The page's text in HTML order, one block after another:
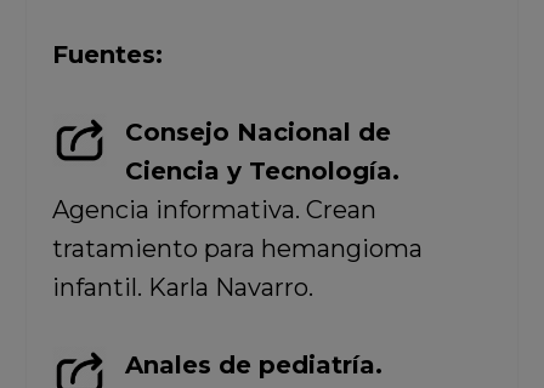
Fuentes:
Consejo Nacional de
Ciencia y Tecnología.
Agencia informativa. Crean
tratamiento para hemangioma
infantil. Karla Navarro.
Anales de pediatría.